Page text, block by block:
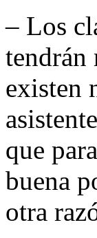
– Los
tendrán
existen
que
buena
otra